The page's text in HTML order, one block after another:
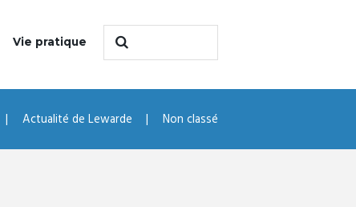
Vie pratique
Actualité de Lewarde Non classé